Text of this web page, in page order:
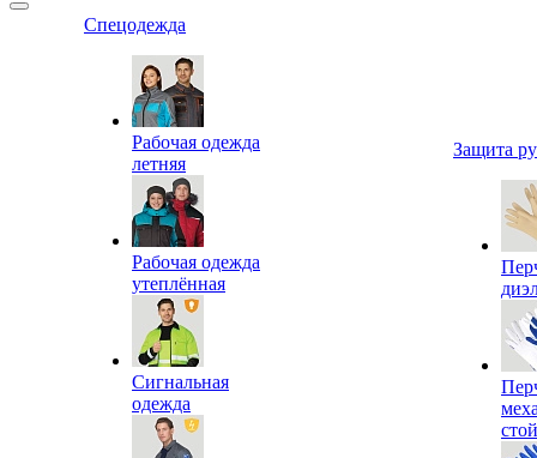
Спецодежда
Рабочая одежда
летняя
Рабочая одежда
утеплённая
Сигнальная
одежда
Защита